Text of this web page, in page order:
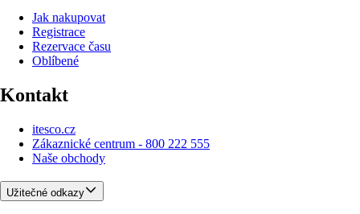
Jak nakupovat
Registrace
Rezervace času
Oblíbené
Kontakt
itesco.cz
Zákaznické centrum - 800 222 555
Naše obchody
Užitečné odkazy